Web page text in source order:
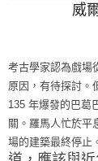
威
考古學家認為戲場
原因，有待探討。
135 年爆發的巴葛
關。羅馬人忙於平
場的建築最終停止